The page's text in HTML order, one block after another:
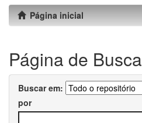
Página inicial
Página de Busca
Buscar em:
por